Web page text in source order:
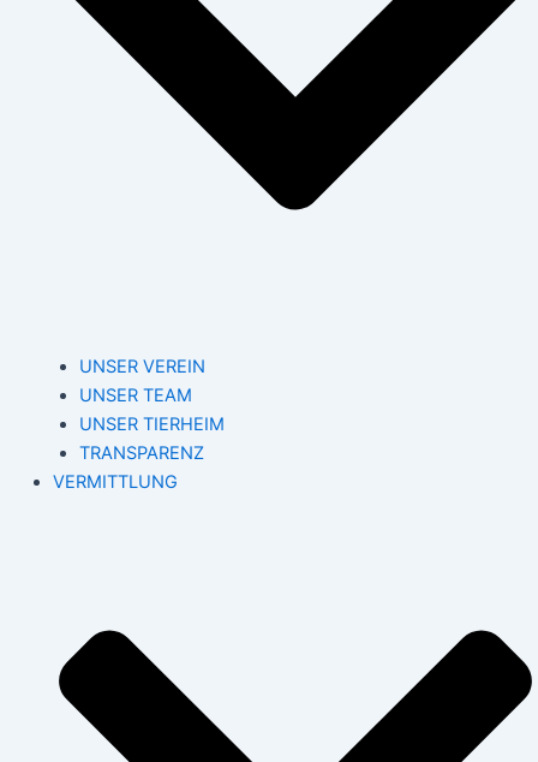
UNSER VEREIN
UNSER TEAM
UNSER TIERHEIM
TRANSPARENZ
VERMITTLUNG